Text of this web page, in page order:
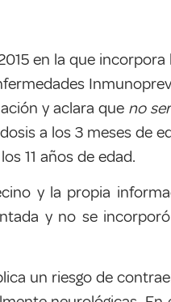
en la que
y aclara que no
a los 3 meses de
11 años de edad.
y la propia
y no se
un riesgo de